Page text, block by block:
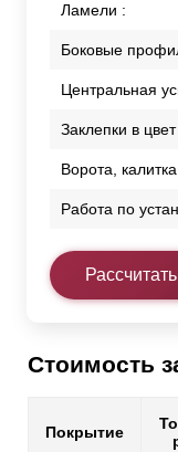
Ламели :
Боковые
Центральная
Заклепки в
Ворота,
Работа по
Стоимость
Покрытие